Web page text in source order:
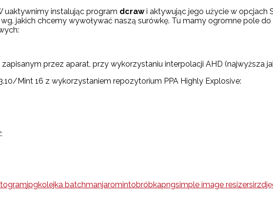
uaktywnimy instalując program dcrawi aktywując jego użycie w opcjach
jakich chcemy wywoływać naszą surówkę. Tu mamy ogromne pole
przez aparat, przy wykorzystaniu interpolacji AHD (najwyższa
Mint 16 z wykorzystaniem repozytorium PPA Highly Explosive:
jpgkolejka batchmanjaromintobróbkapngsimple image resizersir